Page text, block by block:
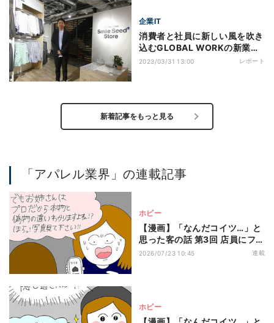
企業IT
消費者と社員に新しい風を吹き
込むGLOBAL WORKの新業態
「Smile Seed Store」の誕生
2023/03/31 13:00 レポート
新着記事をもっと見る
「アパレル業界」の連載記事
ホビー
【漫画】「なんだコイツ…」と
思った客の話 第3回 店員にフリ
マサイトを見せて「これって偽
2026/07/23 10:45 連載
ホビー